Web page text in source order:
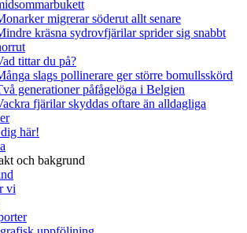
migrerar söderut allt senare
kräsna sydrovfjärilar sprider sig snabbt
tittar du på?
slags pollinerare ger större bomullsskörd
generationer påfågelöga i Belgien
fjärilar skyddas oftare än alldagliga
här!
och bakgrund
vi